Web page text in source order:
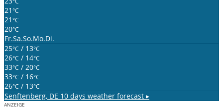
21 °C
21 °C
20°C
Fr.Sa.So.Mo.Di.
25°C / 13°C
26°C / 14°C
33°C / 20°C
33°C / 16°C
26°C / 13°C
Senftenberg, DE 10 days weather forecast ▸
ANZEIGE